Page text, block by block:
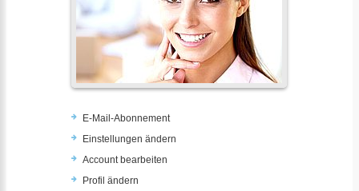
E-Mail-Abonnement
Einstellungen ändern
Account bearbeiten
Profil ändern